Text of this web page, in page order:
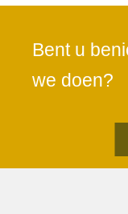
Bent u
we doen?